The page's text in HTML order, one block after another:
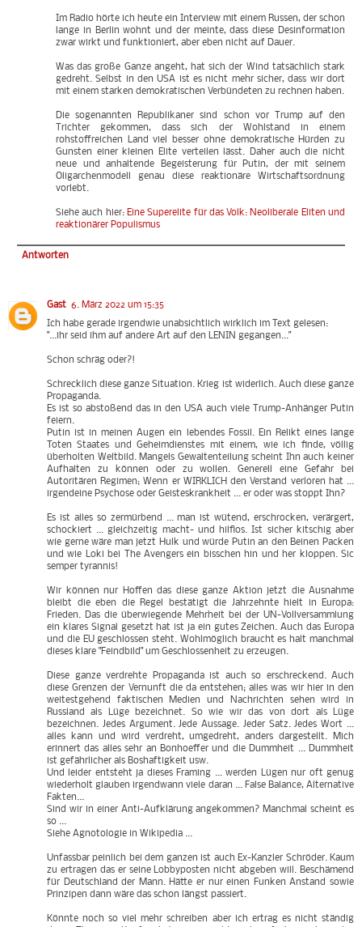
Im Radio hörte ich heute ein Interview mit einem Russen, der schon
lange in Berlin wohnt und der meinte, dass diese Desinformation
zwar wirkt und funktioniert, aber eben nicht auf Dauer.
Was das große Ganze angeht, hat sich der Wind tatsächlich stark
gedreht. Selbst in den USA ist es nicht mehr sicher, dass wir dort
mit einem starken demokratischen Verbündeten zu rechnen haben.
Die sogenannten Republikaner sind schon vor Trump auf den
Trichter gekommen, dass sich der Wohlstand in einem
rohstoffreichen Land viel besser ohne demokratische Hürden zu
Gunsten einer kleinen Elite verteilen lässt. Daher auch die nicht
neue und anhaltende Begeisterung für Putin, der mit seinem
Oligarchenmodell genau diese reaktionäre Wirtschaftsordnung
vorlebt.
Siehe auch hier: Eine Superelite für das Volk: Neoliberale Eliten und
reaktionärer Populismus
Antworten
Gast 6. März 2022 um 15:35
Ich habe gerade irgendwie unabsichtlich wirklich im Text gelesen:
"...ihr seid ihm auf andere Art auf den LENIN gegangen..."
Schon schräg oder?!
Schrecklich diese ganze Situation. Krieg ist widerlich. Auch diese ganze
Propaganda.
Es ist so abstoßend das in den USA auch viele Trump-Anhänger Putin
feiern.
Putin ist in meinen Augen ein lebendes Fossil. Ein Relikt eines lange
Toten Staates und Geheimdienstes mit einem, wie ich finde, völlig
überholten Weltbild. Mangels Gewaltenteilung scheint Ihn auch keiner
Aufhalten zu können oder zu wollen. Generell eine Gefahr bei
Autoritären Regimen; Wenn er WIRKLICH den Verstand verloren hat ...
irgendeine Psychose oder Geisteskrankheit ... er oder was stoppt Ihn?
Es ist alles so zermürbend ... man ist wütend, erschrocken, verärgert,
schockiert ... gleichzeitig macht- und hilflos. Ist sicher kitschig aber
wie gerne wäre man jetzt Hulk und würde Putin an den Beinen Packen
und wie Loki bei The Avengers ein bisschen hin und her kloppen. Sic
semper tyrannis!
Wir können nur Hoffen das diese ganze Aktion jetzt die Ausnahme
bleibt die eben die Regel bestätigt die Jahrzehnte hielt in Europa:
Frieden. Das die überwiegende Mehrheit bei der UN-Vollversammlung
ein klares Signal gesetzt hat ist ja ein gutes Zeichen. Auch das Europa
und die EU geschlossen steht. Wohlmöglich braucht es halt manchmal
dieses klare "Feindbild" um Geschlossenheit zu erzeugen.
Diese ganze verdrehte Propaganda ist auch so erschreckend. Auch
diese Grenzen der Vernunft die da entstehen; alles was wir hier in den
weitestgehend faktischen Medien und Nachrichten sehen wird in
Russland als Lüge bezeichnet. So wie wir das von dort als Lüge
bezeichnen. Jedes Argument. Jede Aussage. Jeder Satz. Jedes Wort ...
alles kann und wird verdreht, umgedreht, anders dargestellt. Mich
erinnert das alles sehr an Bonhoeffer und die Dummheit ... Dummheit
ist gefährlicher als Boshaftigkeit usw.
Und leider entsteht ja dieses Framing ... werden Lügen nur oft genug
wiederholt glauben irgendwann viele daran ... False Balance, Alternative
Fakten...
Sind wir in einer Anti-Aufklärung angekommen? Manchmal scheint es
so ...
Siehe Agnotologie in Wikipedia ...
Unfassbar peinlich bei dem ganzen ist auch Ex-Kanzler Schröder. Kaum
zu ertragen das er seine Lobbyposten nicht abgeben will. Beschämend
für Deutschland der Mann. Hätte er nur einen Funken Anstand sowie
Prinzipen dann wäre das schon längst passiert.
Könnte noch so viel mehr schreiben aber ich ertrag es nicht ständig